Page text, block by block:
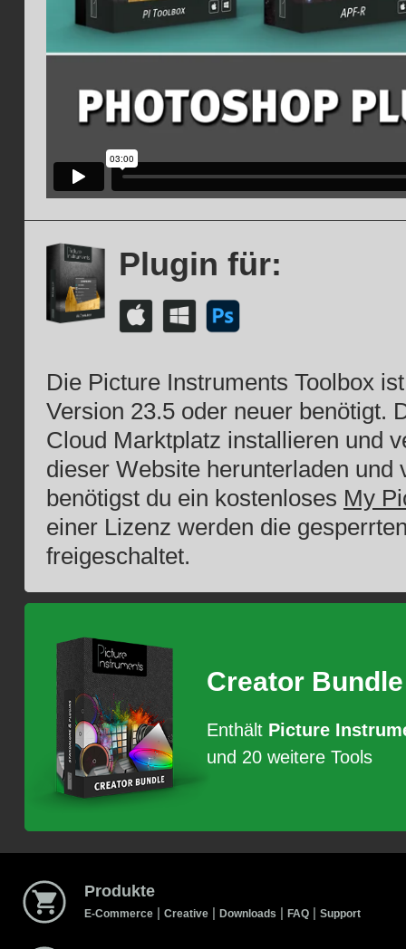
Plugin für:
Die Picture Instruments Toolbox
Version 23.5 oder neuer benötigt.
Cloud Marktplatz installieren und
dieser Website herunterladen
benötigst du ein kostenloses My
einer Lizenz werden die
freigeschaltet.
Creator Bundle
Enthält Picture
und 20 weitere Tools
Produkte
E-Commerce | Creative | Downloads | FAQ | Support